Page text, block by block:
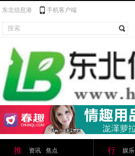
东北信息港 手机客户端
推
资讯
焦点
行
娱乐